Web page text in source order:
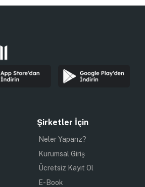
Şirketler İçin
Neler Yaparız?
Kurumsal Giriş
Ücretsiz Kayıt Ol
E-Book